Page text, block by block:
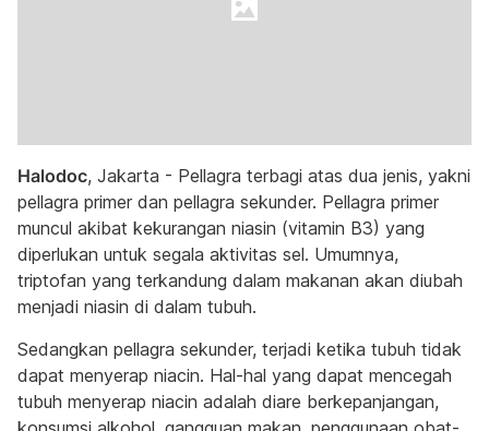
Halodoc, Jakarta - Pellagra terbagi atas dua jenis, yakni
pellagra primer dan pellagra sekunder. Pellagra primer
muncul akibat kekurangan niasin (vitamin B3) yang
diperlukan untuk segala aktivitas sel. Umumnya,
triptofan yang terkandung dalam makanan akan diubah
menjadi niasin di dalam tubuh.
Sedangkan pellagra sekunder, terjadi ketika tubuh tidak
dapat menyerap niacin. Hal-hal yang dapat mencegah
tubuh menyerap niacin adalah diare berkepanjangan,